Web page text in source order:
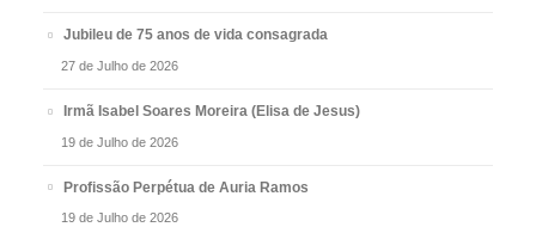
Jubileu de 75 anos de vida consagrada
27 de Julho de 2026
Irmã Isabel Soares Moreira (Elisa de Jesus)
19 de Julho de 2026
Profissão Perpétua de Auria Ramos
19 de Julho de 2026